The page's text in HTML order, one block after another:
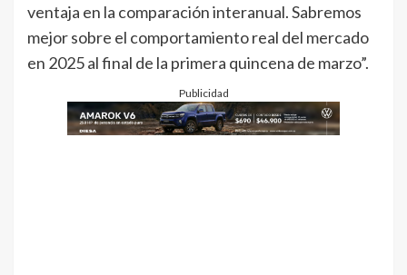
ventaja en la comparación interanual. Sabremos
mejor sobre el comportamiento real del mercado
en 2025 al final de la primera quincena de marzo”.
Publicidad